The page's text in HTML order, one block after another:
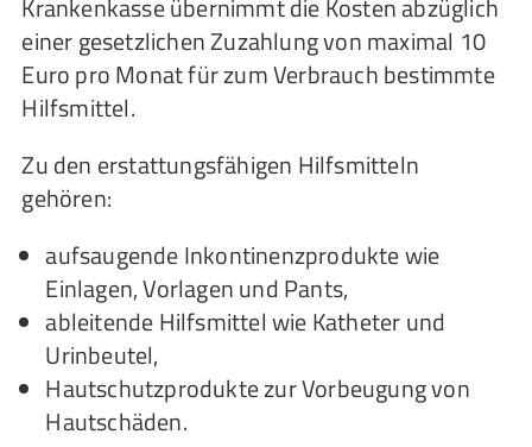
Krankenkasse übernimmt die Kosten abzüglich
einer gesetzlichen Zuzahlung von maximal 10
Euro pro Monat für zum Verbrauch bestimmte
Hilfsmittel.
Zu den erstattungsfähigen Hilfsmitteln
gehören:
aufsaugende Inkontinenzprodukte wie
Einlagen, Vorlagen und Pants,
ableitende Hilfsmittel wie Katheter und
Urinbeutel,
Hautschutzprodukte zur Vorbeugung von
Hautschäden.